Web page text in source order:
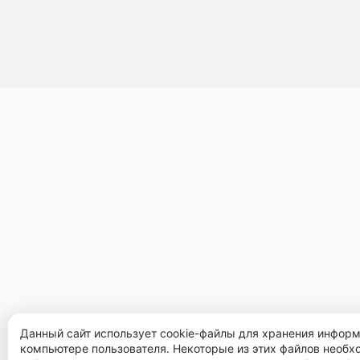
Данный сайт использует cookie-файлы для хранения
компьютере пользователя. Некоторые из этих файлов